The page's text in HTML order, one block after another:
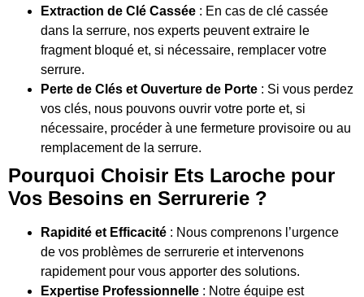
Extraction de Clé Cassée : En cas de clé cassée
dans la serrure, nos experts peuvent extraire le
fragment bloqué et, si nécessaire, remplacer votre
serrure.
Perte de Clés et Ouverture de Porte : Si vous perdez
vos clés, nous pouvons ouvrir votre porte et, si
nécessaire, procéder à une fermeture provisoire ou au
remplacement de la serrure.
Pourquoi Choisir Ets Laroche pour
Vos Besoins en Serrurerie ?
Rapidité et Efficacité : Nous comprenons l’urgence
de vos problèmes de serrurerie et intervenons
rapidement pour vous apporter des solutions.
Expertise Professionnelle : Notre équipe est